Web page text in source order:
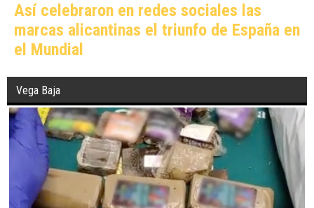
Así celebraron en redes sociales las
marcas alicantinas el triunfo de España en
el Mundial
Vega Baja